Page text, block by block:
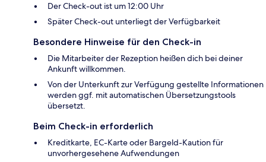
Der Check-out ist um 12:00 Uhr
Später Check-out unterliegt der Verfügbarkeit
Besondere Hinweise für den Check-in
Die Mitarbeiter der Rezeption heißen dich bei deiner
Ankunft willkommen.
Von der Unterkunft zur Verfügung gestellte Informationen
werden ggf. mit automatischen Übersetzungstools
übersetzt.
Beim Check-in erforderlich
Kreditkarte, EC-Karte oder Bargeld-Kaution für
unvorhergesehene Aufwendungen